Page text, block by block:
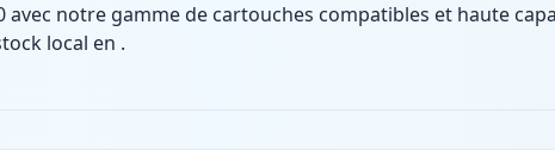
notre gamme de cartouches compatibles et haute
local en .